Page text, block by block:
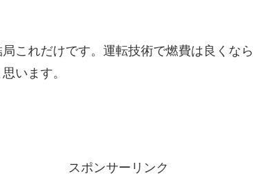
これだけです。運転技術で燃費は良くな
います。
スポンサーリンク